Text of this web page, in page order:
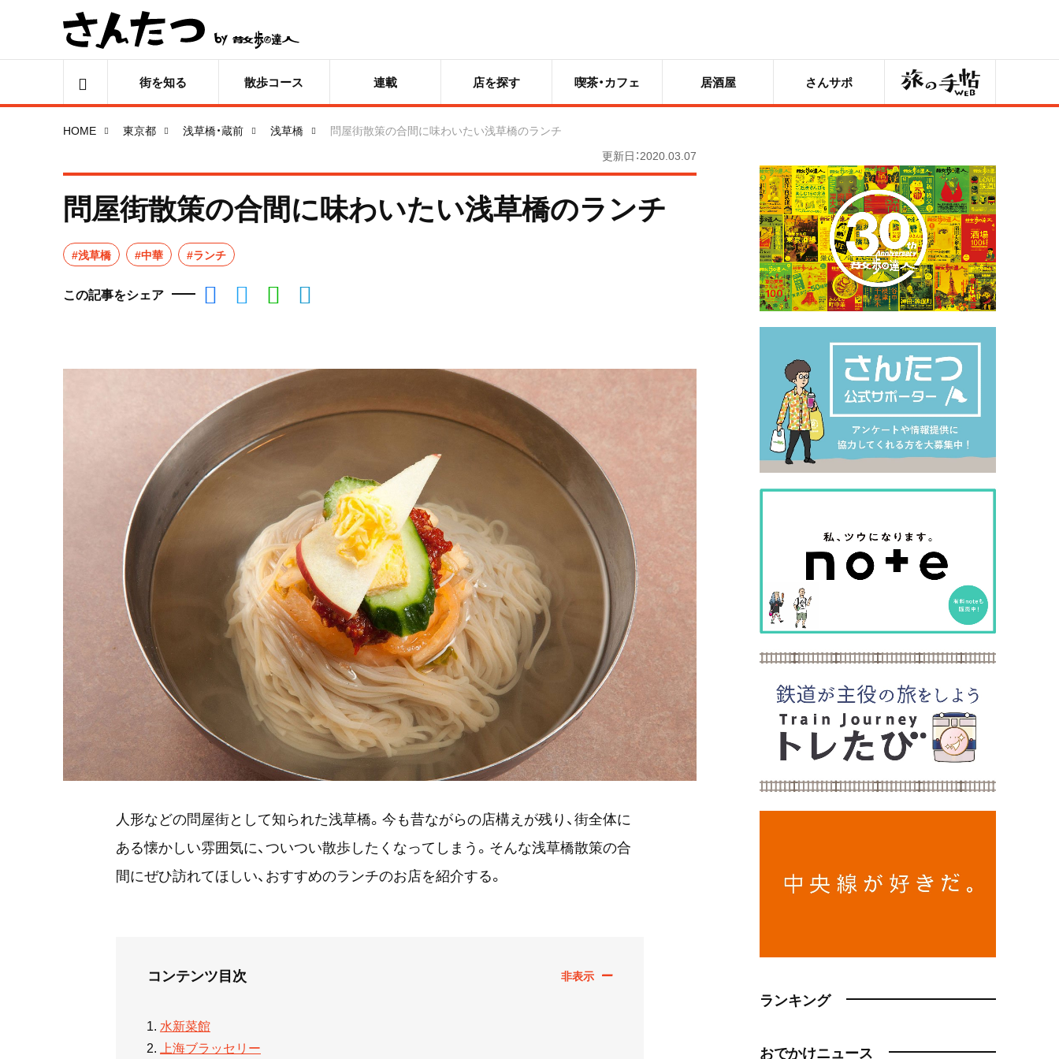
街を知る 散歩コース 連載 店を探す 喫茶・カフェ 居酒屋 さんサポ 旅の手帖
HOME 東京都 浅草橋・蔵前 浅草橋
問屋街散策の合間に味わいたい浅草橋のランチ
更新日：2020.03.07
問屋街散策の合間に味わいたい浅草橋のランチ
#浅草橋 #中華 #ランチ
この記事をシェア
人形などの問屋街として知られた浅草橋。今も昔ながらの店構えが残り、街全体に
ある懐かしい雰囲気に、ついつい散歩したくなってしまう。そんな浅草橋散策の合
間にぜひ訪れてほしい、おすすめのランチのお店を紹介する。
コンテンツ目次
水新菜館
上海ブラッセリー
ランキング
おでかけニュース